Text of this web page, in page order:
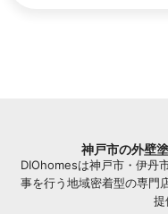
神戸市の外壁
DIOhomesは神戸市・伊丹
事を行う地域密着型の専門
提